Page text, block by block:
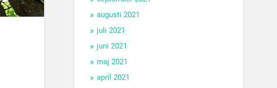
augusti 2021
juli 2021
juni 2021
maj 2021
april 2021